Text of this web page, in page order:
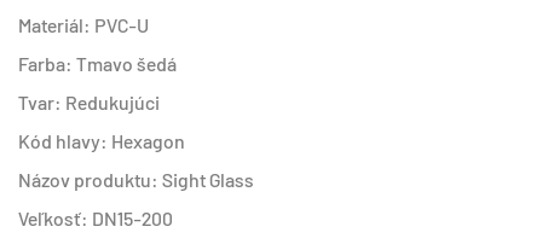
Materiál: PVC-U
Farba: Tmavo šedá
Tvar: Redukujúci
Kód hlavy: Hexagon
Názov produktu: Sight Glass
Veľkosť: DN15-200